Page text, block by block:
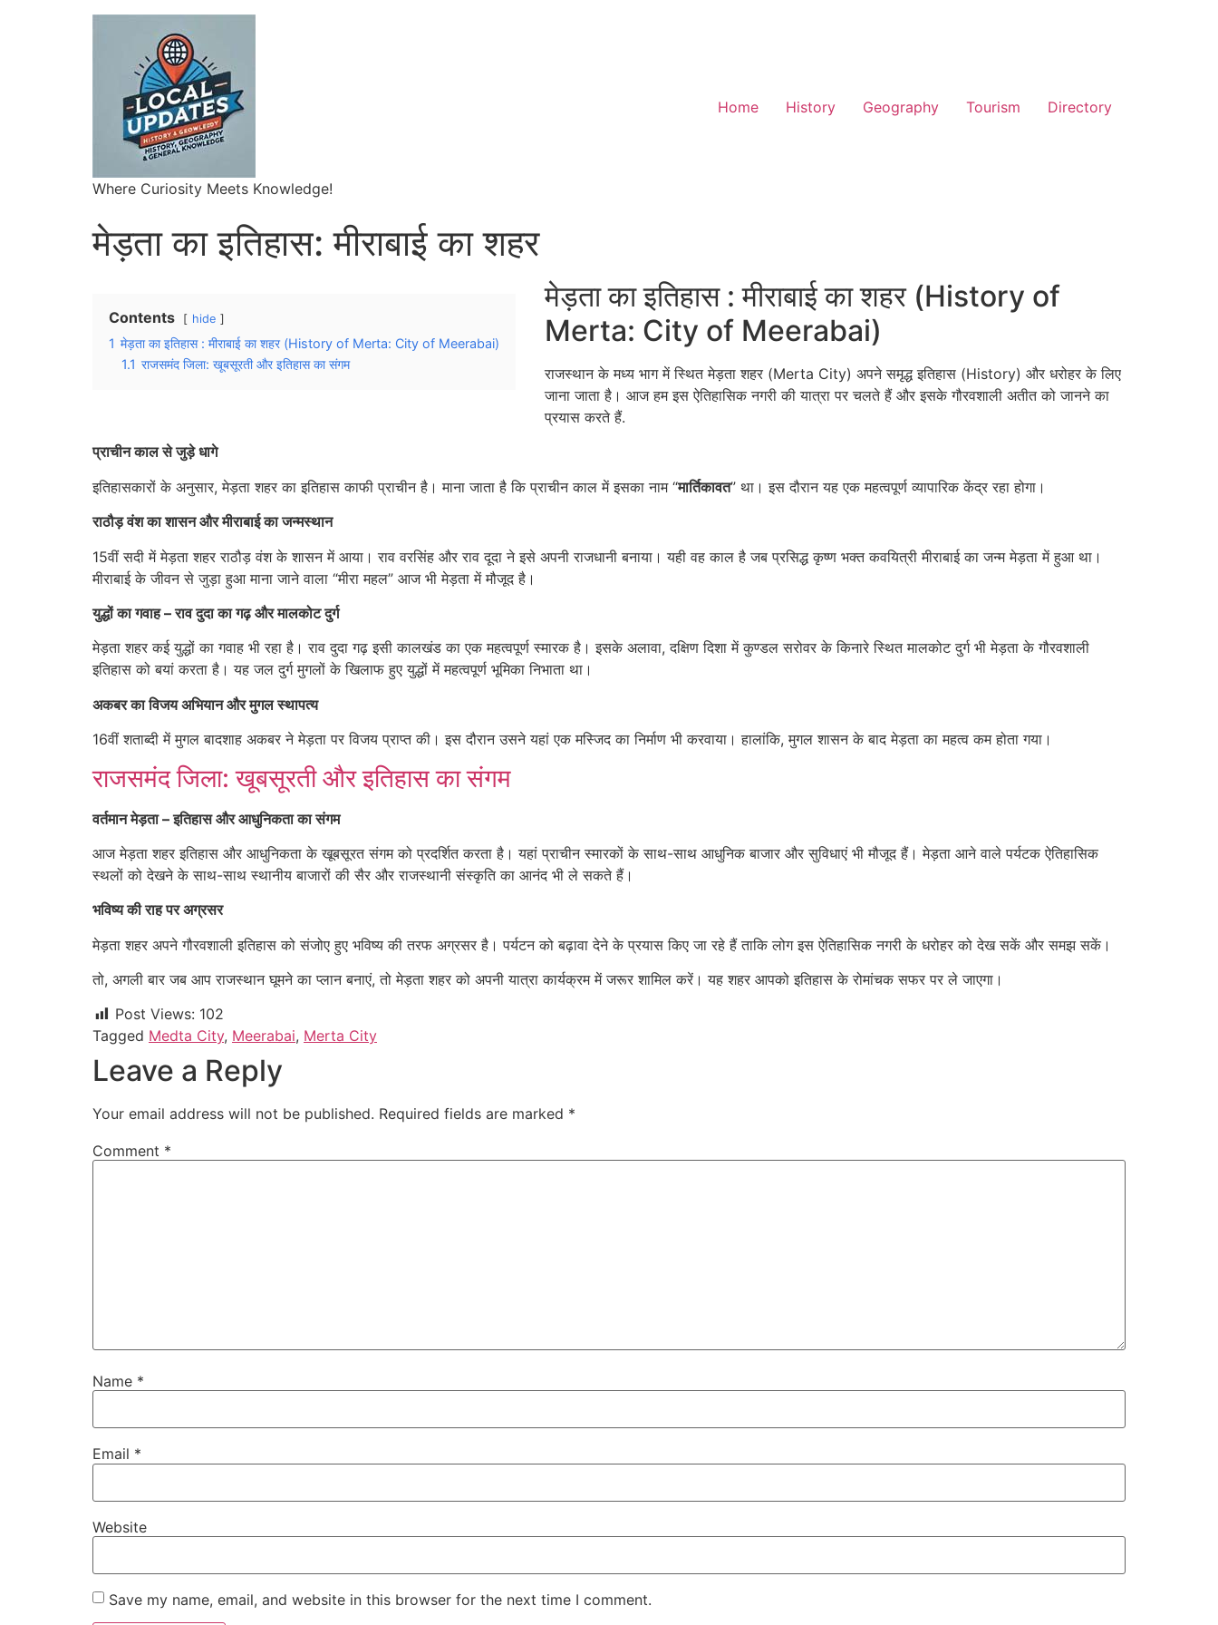
Where Curiosity Meets Knowledge!
Home History Geography Tourism Directory
मेड़ता का इतिहास: मीराबाई का शहर
Contents hide
1 मेड़ता का इतिहास : मीराबाई का शहर (History of Merta: City of Meerabai)
1.1 राजसमंद जिला: खूबसूरती और इतिहास का संगम
मेड़ता का इतिहास : मीराबाई का शहर (History of
Merta: City of Meerabai)
राजस्थान के मध्य भाग में स्थित मेड़ता शहर (Merta City) अपने समृद्ध इतिहास (History) और धरोहर के लिए
जाना जाता है। आज हम इस ऐतिहासिक नगरी की यात्रा पर चलते हैं और इसके गौरवशाली अतीत को जानने का
प्रयास करते हैं.
प्राचीन काल से जुड़े धागे
इतिहासकारों के अनुसार, मेड़ता शहर का इतिहास काफी प्राचीन है। माना जाता है कि प्राचीन काल में इसका नाम “मार्तिकावत” था। इस दौरान यह एक महत्वपूर्ण व्यापारिक केंद्र रहा होगा।
राठौड़ वंश का शासन और मीराबाई का जन्मस्थान
15वीं सदी में मेड़ता शहर राठौड़ वंश के शासन में आया। राव वरसिंह और राव दूदा ने इसे अपनी राजधानी बनाया। यही वह काल है जब प्रसिद्ध कृष्ण भक्त कवयित्री मीराबाई का जन्म मेड़ता में हुआ था।
मीराबाई के जीवन से जुड़ा हुआ माना जाने वाला “मीरा महल” आज भी मेड़ता में मौजूद है।
युद्धों का गवाह – राव दुदा का गढ़ और मालकोट दुर्ग
मेड़ता शहर कई युद्धों का गवाह भी रहा है। राव दुदा गढ़ इसी कालखंड का एक महत्वपूर्ण स्मारक है। इसके अलावा, दक्षिण दिशा में कुण्डल सरोवर के किनारे स्थित मालकोट दुर्ग भी मेड़ता के गौरवशाली
इतिहास को बयां करता है। यह जल दुर्ग मुगलों के खिलाफ हुए युद्धों में महत्वपूर्ण भूमिका निभाता था।
अकबर का विजय अभियान और मुगल स्थापत्य
16वीं शताब्दी में मुगल बादशाह अकबर ने मेड़ता पर विजय प्राप्त की। इस दौरान उसने यहां एक मस्जिद का निर्माण भी करवाया। हालांकि, मुगल शासन के बाद मेड़ता का महत्व कम होता गया।
राजसमंद जिला: खूबसूरती और इतिहास का संगम
वर्तमान मेड़ता – इतिहास और आधुनिकता का संगम
आज मेड़ता शहर इतिहास और आधुनिकता के खूबसूरत संगम को प्रदर्शित करता है। यहां प्राचीन स्मारकों के साथ-साथ आधुनिक बाजार और सुविधाएं भी मौजूद हैं। मेड़ता आने वाले पर्यटक ऐतिहासिक
स्थलों को देखने के साथ-साथ स्थानीय बाजारों की सैर और राजस्थानी संस्कृति का आनंद भी ले सकते हैं।
भविष्य की राह पर अग्रसर
मेड़ता शहर अपने गौरवशाली इतिहास को संजोए हुए भविष्य की तरफ अग्रसर है। पर्यटन को बढ़ावा देने के प्रयास किए जा रहे हैं ताकि लोग इस ऐतिहासिक नगरी के धरोहर को देख सकें और समझ सकें।
तो, अगली बार जब आप राजस्थान घूमने का प्लान बनाएं, तो मेड़ता शहर को अपनी यात्रा कार्यक्रम में जरूर शामिल करें। यह शहर आपको इतिहास के रोमांचक सफर पर ले जाएगा।
Post Views: 102
Tagged Medta City, Meerabai, Merta City
Leave a Reply
Your email address will not be published. Required fields are marked *
Comment *
Name *
Email *
Website
Save my name, email, and website in this browser for the next time I comment.